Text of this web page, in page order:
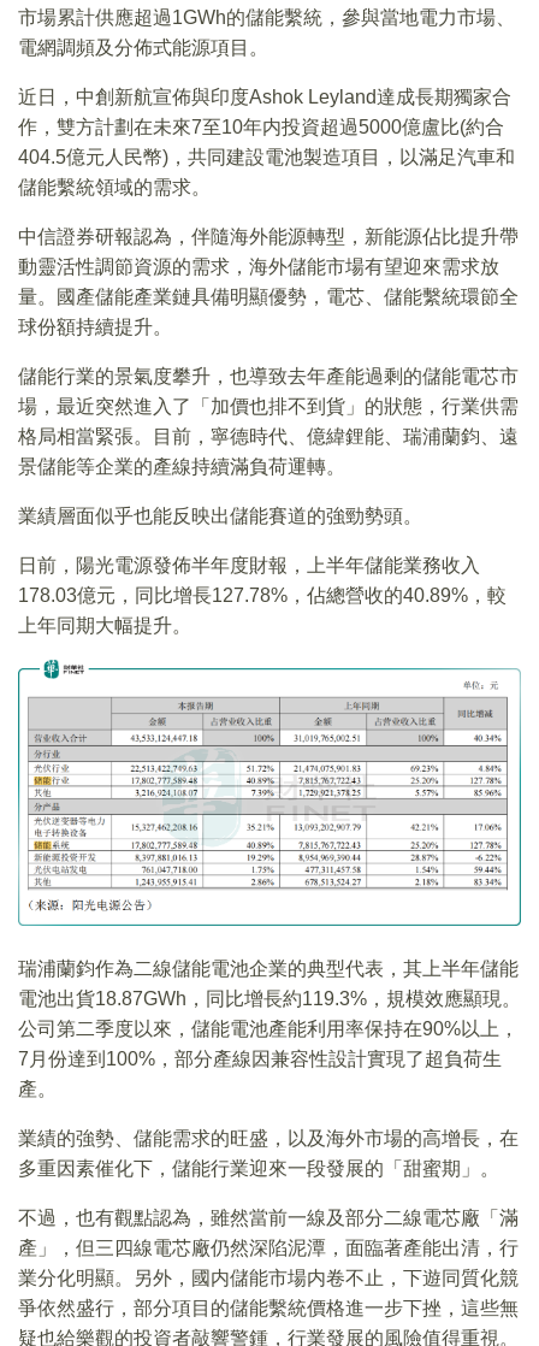
市場累計供應超過1GWh的儲能繫統，參與當地電力市場、
電網調頻及分佈式能源項目。
近日，中創新航宣佈與印度Ashok Leyland達成長期獨家合
作，雙方計劃在未來7至10年内投資超過5000億盧比(約合
404.5億元人民幣)，共同建設電池製造項目，以滿足汽車和
儲能繫統領域的需求。
中信證券研報認為，伴隨海外能源轉型，新能源佔比提升帶
動靈活性調節資源的需求，海外儲能市場有望迎來需求放
量。國產儲能產業鏈具備明顯優勢，電芯、儲能繫統環節全
球份額持續提升。
儲能行業的景氣度攀升，也導致去年產能過剩的儲能電芯市
場，最近突然進入了「加價也排不到貨」的狀態，行業供需
格局相當緊張。目前，寧德時代、億緯鋰能、瑞浦蘭鈞、遠
景儲能等企業的產線持續滿負荷運轉。
業績層面似乎也能反映出儲能賽道的強勁勢頭。
日前，陽光電源發佈半年度財報，上半年儲能業務收入
178.03億元，同比增長127.78%，佔總營收的40.89%，較
上年同期大幅提升。
瑞浦蘭鈞作為二線儲能電池企業的典型代表，其上半年儲能
電池出貨18.87GWh，同比增長約119.3%，規模效應顯現。
公司第二季度以來，儲能電池產能利用率保持在90%以上，
7月份達到100%，部分產線因兼容性設計實現了超負荷生
產。
業績的強勢、儲能需求的旺盛，以及海外市場的高增長，在
多重因素催化下，儲能行業迎來一段發展的「甜蜜期」。
不過，也有觀點認為，雖然當前一線及部分二線電芯廠「滿
產」，但三四線電芯廠仍然深陷泥潭，面臨著產能出清，行
業分化明顯。另外，國内儲能市場内卷不止，下遊同質化競
爭依然盛行，部分項目的儲能繫統價格進一步下挫，這些無
疑也給樂觀的投資者敲響警鍾，行業發展的風險值得重視。